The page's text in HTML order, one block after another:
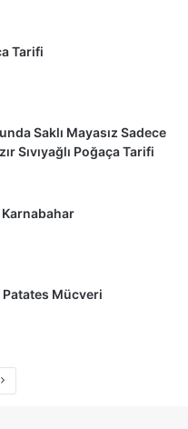
Tarifi
Saklı Mayasız Sadece
Sıvıyağlı Poğaça Tarifi
Mücveri
Sonraki